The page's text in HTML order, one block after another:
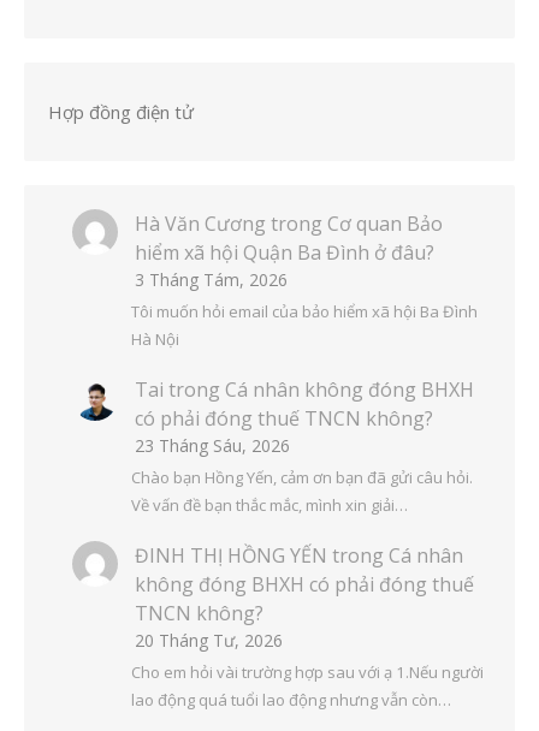
Hợp đồng điện tử
Hà Văn Cương trong Cơ quan Bảo
hiểm xã hội Quận Ba Đình ở đâu?
3 Tháng Tám, 2026
Tôi muốn hỏi email của bảo hiểm xã hội Ba Đình
Hà Nội
Tai trong Cá nhân không đóng BHXH
có phải đóng thuế TNCN không?
23 Tháng Sáu, 2026
Chào bạn Hồng Yến, cảm ơn bạn đã gửi câu hỏi.
Về vấn đề bạn thắc mắc, mình xin giải…
ĐINH THỊ HỒNG YẾN trong Cá nhân
không đóng BHXH có phải đóng thuế
TNCN không?
20 Tháng Tư, 2026
Cho em hỏi vài trường hợp sau với ạ 1.Nếu người
lao động quá tuổi lao động nhưng vẫn còn…